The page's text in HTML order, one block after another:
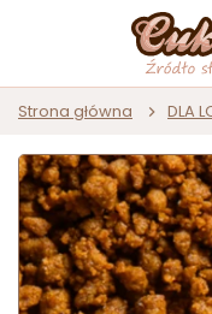
Strona główna DLA